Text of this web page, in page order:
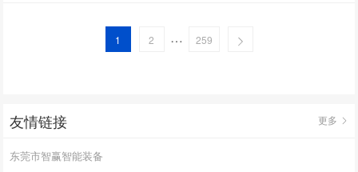
1 2 … 259
友情链接 更多
东莞市智赢智能装备